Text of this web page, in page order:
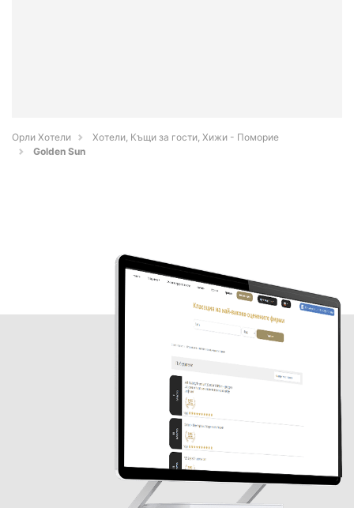
Орли Хотели
Хотели, Къщи за гости, Хижи - Поморие
Golden Sun